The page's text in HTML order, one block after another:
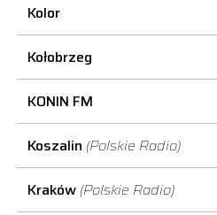
Kolor
Kołobrzeg
KONIN FM
Koszalin (Polskie Radio)
Kraków (Polskie Radio)